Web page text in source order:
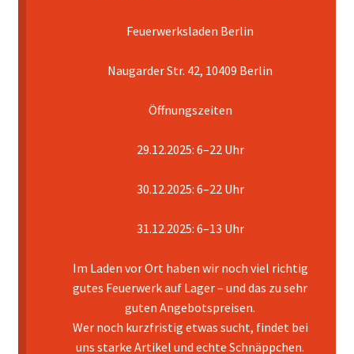
Pyrotechniker buchen
Feuerwerksladen Berlin
Naugarder Str. 42, 10409 Berlin
Öffnungszeiten
29.12.2025: 6–22 Uhr
30.12.2025: 6–22 Uhr
31.12.2025: 6–13 Uhr
Im Laden vor Ort haben wir noch viel richtig
gutes Feuerwerk auf Lager – und das zu sehr
guten Angebotspreisen.
Wer noch kurzfristig etwas sucht, findet bei
uns starke Artikel und echte Schnäppchen.